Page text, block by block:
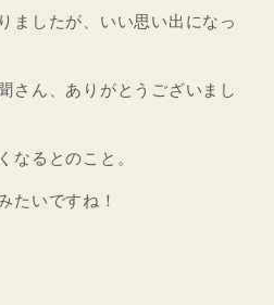
ましたが、いい思い出になっ
さん、ありがとうございまし
なるとのこと。
たいですね！